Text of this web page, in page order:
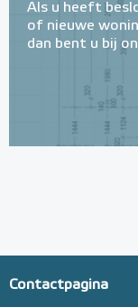
Tacker-
Als u heeft
of nieuwe
dan bent u bij
Contactpagina